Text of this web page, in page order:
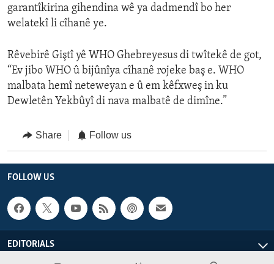
garantîkirina gihendina wê ya dadmendî bo her
welatekî li cîhanê ye.
Rêvebirê Giştî yê WHO Ghebreyesus di twîtekê de got,
“Ev jibo WHO û bijûnîya cîhanê rojeke baş e. WHO
malbata hemî neteweyan e û em kêfxweş in ku
Dewletên Yekbûyî di nava malbatê de dimîne.”
Share Follow us
FOLLOW US
EDITORIALS